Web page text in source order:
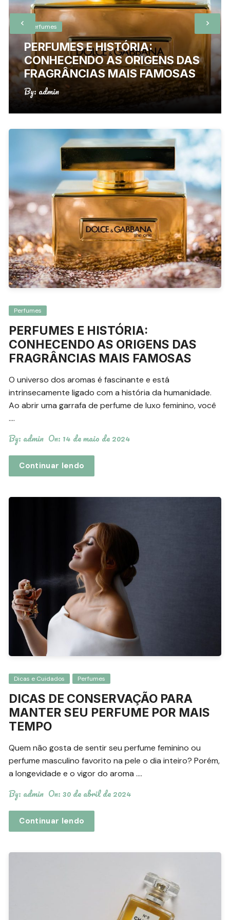
Perfumes
PERFUMES E HISTÓRIA:
CONHECENDO AS ORIGENS DAS
FRAGRÂNCIAS MAIS FAMOSAS
By:admin
Perfumes
PERFUMES E HISTÓRIA:
CONHECENDO AS ORIGENS DAS
FRAGRÂNCIAS MAIS FAMOSAS
O universo dos aromas é fascinante e está
intrinsecamente ligado com a história da humanidade.
Ao abrir uma garrafa de perfume de luxo feminino, você
….
By: admin On: 14 de maio de 2024
Continuar lendo
Dicas e Cuidados Perfumes
DICAS DE CONSERVAÇÃO PARA
MANTER SEU PERFUME POR MAIS
TEMPO
Quem não gosta de sentir seu perfume feminino ou
perfume masculino favorito na pele o dia inteiro? Porém,
a longevidade e o vigor do aroma ….
By: admin On:30 de abril de 2024
Continuar lendo